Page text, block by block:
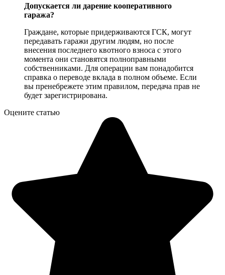
Допускается ли дарение кооперативного
гаража?
Граждане, которые придерживаются ГСК, могут
передавать гаражи другим людям, но после
внесения последнего квотного взноса с этого
момента они становятся полноправными
собственниками. Для операции вам понадобится
справка о переводе вклада в полном объеме. Если
вы пренебрежете этим правилом, передача прав не
будет зарегистрирована.
Оцените статью